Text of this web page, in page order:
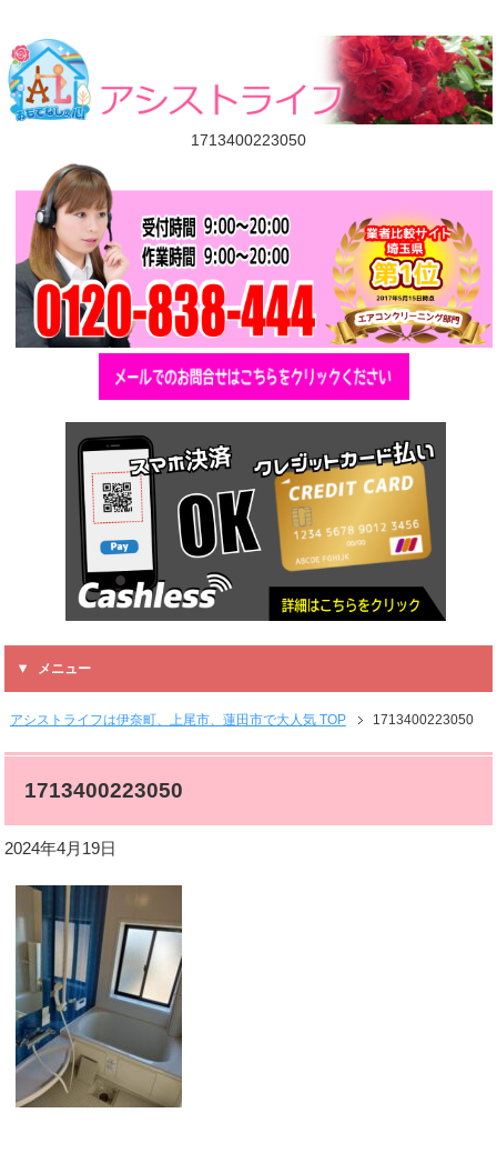
1713400223050
メニュー
アシストライフは伊奈町、上尾市、蓮田市で大人気 TOP 1713400223050
1713400223050
2024年4月19日